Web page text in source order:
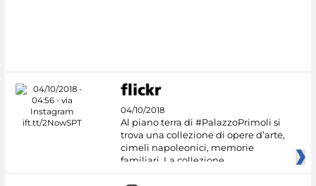
04/10/2018
Al piano terra di #PalazzoPrimoli si
trova una collezione di opere d’arte,
cimeli napoleonici, memorie
familiari. La collezione